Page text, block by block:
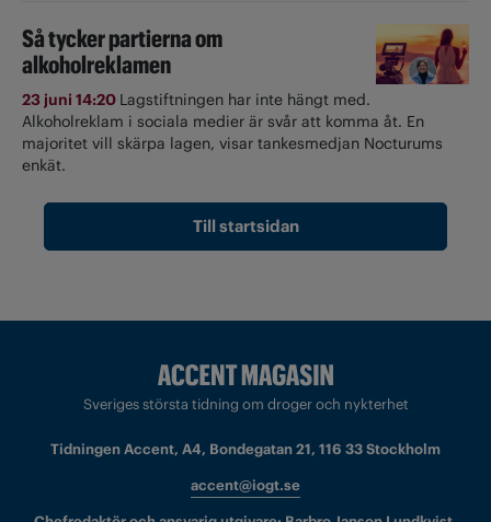
Så tycker partierna om
alkoholreklamen
23 juni 14:20 Lagstiftningen har inte hängt med.
Alkoholreklam i sociala medier är svår att komma åt. En
majoritet vill skärpa lagen, visar tankesmedjan Nocturums
enkät.
Till startsidan
Sveriges största tidning om droger och nykterhet
Tidningen Accent, A4, Bondegatan 21, 116 33 Stockholm
accent@iogt.se